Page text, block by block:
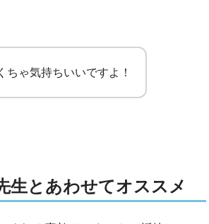
ゃ気持ちいいですよ！
生とあわせてオススメ